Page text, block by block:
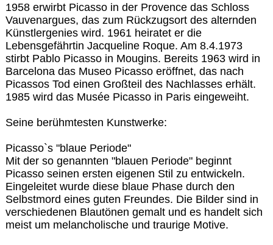
1958 erwirbt Picasso in der Provence das Schloss
Vauvenargues, das zum Rückzugsort des alternden
Künstlergenies wird. 1961 heiratet er die
Lebensgefährtin Jacqueline Roque. Am 8.4.1973
stirbt Pablo Picasso in Mougins. Bereits 1963 wird in
Barcelona das Museo Picasso eröffnet, das nach
Picassos Tod einen Großteil des Nachlasses erhält.
1985 wird das Musée Picasso in Paris eingeweiht.
Seine berühmtesten Kunstwerke:
Picasso`s "blaue Periode"
Mit der so genannten "blauen Periode" beginnt
Picasso seinen ersten eigenen Stil zu entwickeln.
Eingeleitet wurde diese blaue Phase durch den
Selbstmord eines guten Freundes. Die Bilder sind in
verschiedenen Blautönen gemalt und es handelt sich
meist um melancholische und traurige Motive.